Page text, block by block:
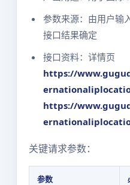
参数来源：由用户输
接口结果确定
接口资料：详情页
https://
https://
关键请求参数：
参数